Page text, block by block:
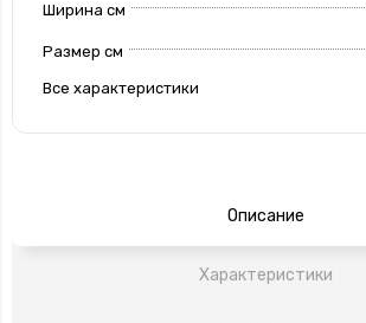
Ширина см
Размер см
Все характеристики
Описание
Характеристики